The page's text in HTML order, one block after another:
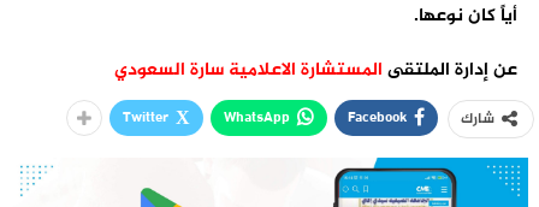
أياً كان نوعها.
عن إدارة الملتقى المستشارة الاعلامية سارة السعودي
شارك Facebook
WhatsApp
Twitter